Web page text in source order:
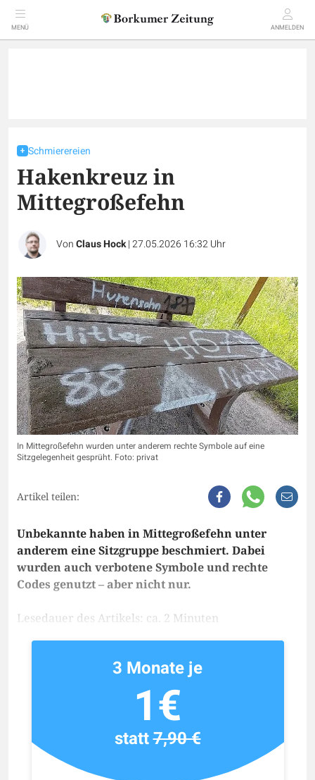
MENÜ ANMELDEN
Schmierereien
Hakenkreuz in
Mittegroßefehn
VonClaus Hock|27.05.2026 16:32 Uhr
In Mittegroßefehn wurden unter anderem rechte Symbole auf eine
Sitzgelegenheit gesprüht. Foto: privat
Artikel teilen:
Unbekannte haben in Mittegroßefehn unter
anderem eine Sitzgruppe beschmiert. Dabei
wurden auch verbotene Symbole und rechte
Codes genutzt – aber nicht nur.
Lesedauer des Artikels: ca. 2 Minuten
3 Monate je
1€
statt7,90 €